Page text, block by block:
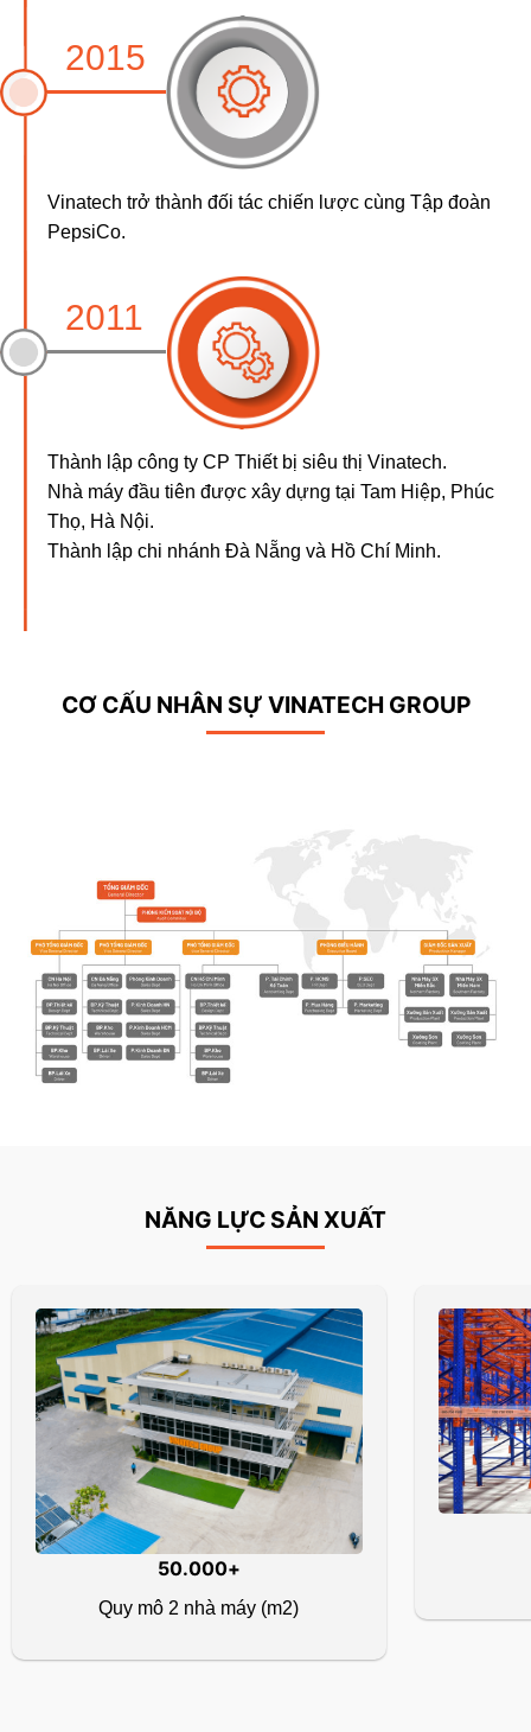
2015
Vinatech trở thành đối tác chiến lược cùng Tập đoàn
PepsiCo.
2011
Thành lập công ty CP Thiết bị siêu thị Vinatech.
Nhà máy đầu tiên được xây dựng tại Tam Hiệp, Phúc
Thọ, Hà Nội.
Thành lập chi nhánh Đà Nẵng và Hồ Chí Minh.
CƠ CẤU NHÂN SỰ VINATECH GROUP
NĂNG LỰC SẢN XUẤT
50.000+
Quy mô 2 nhà máy (m2)